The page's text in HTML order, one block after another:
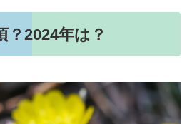
？2024年は？